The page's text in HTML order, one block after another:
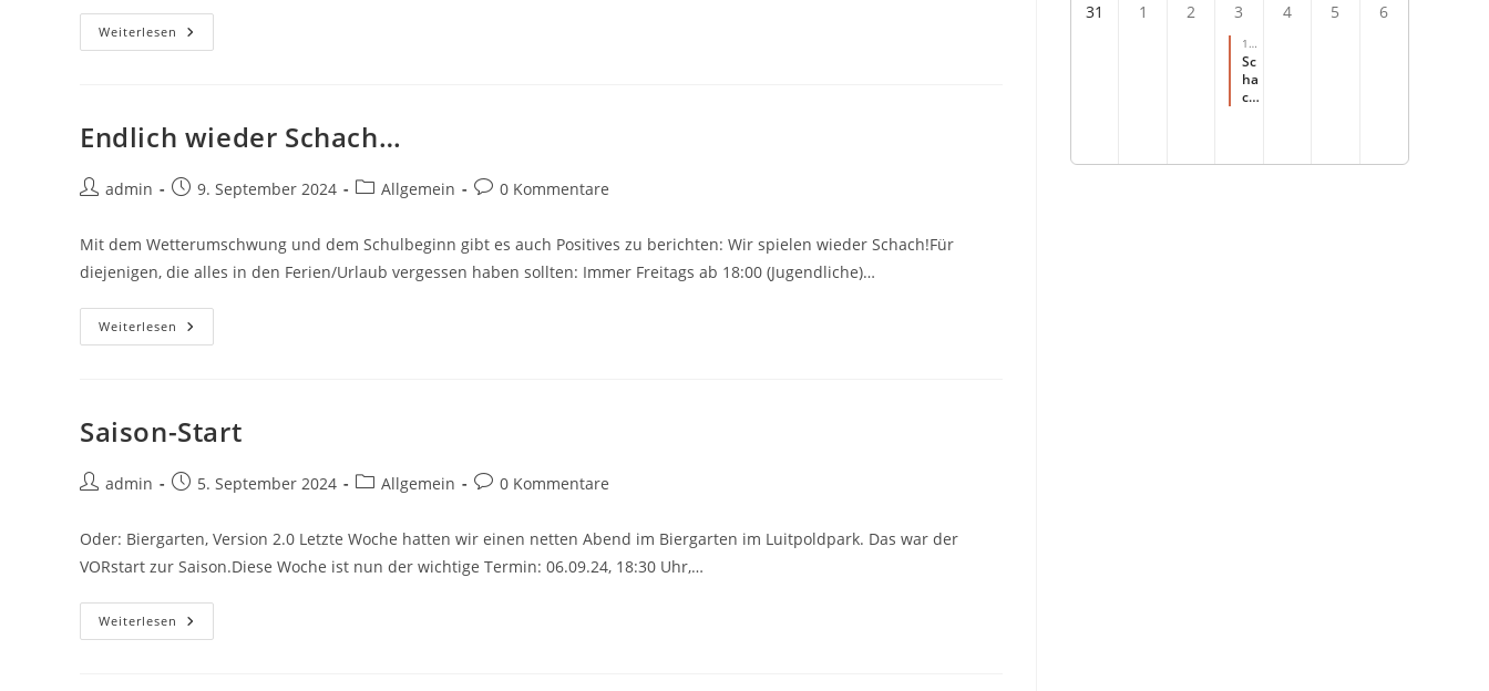
Weiterlesen Schnellschach-
Vereinsmeisterschaft
Endlich wieder Schach…
Beitrags-
admin
Beitrag9. September 2024
Beitrags-
Allgemein
Beitrags-
0 Kommentare
Mit dem Wetterumschwung und dem Schulbeginn gibt es auch Positives zu berichten: Wir spielen wieder Schach!Für
diejenigen, die alles in den Ferien/Urlaub vergessen haben sollten: Immer Freitags ab 18:00 (Jugendliche)…
Weiterlesen Endlich
Wieder
Saison-Start
Beitrags-
admin
Beitrag5. September 2024
Beitrags-
Allgemein
Beitrags-
0 Kommentare
Oder: Biergarten, Version 2.0 Letzte Woche hatten wir einen netten Abend im Biergarten im Luitpoldpark. Das war der
VORstart zur Saison.Diese Woche ist nun der wichtige Termin: 06.09.24, 18:30 Uhr,…
Weiterlesen Saison-
Start
31 1 2 3
10:
00-
14:
Sc
ha
ch
ien
4 5 6